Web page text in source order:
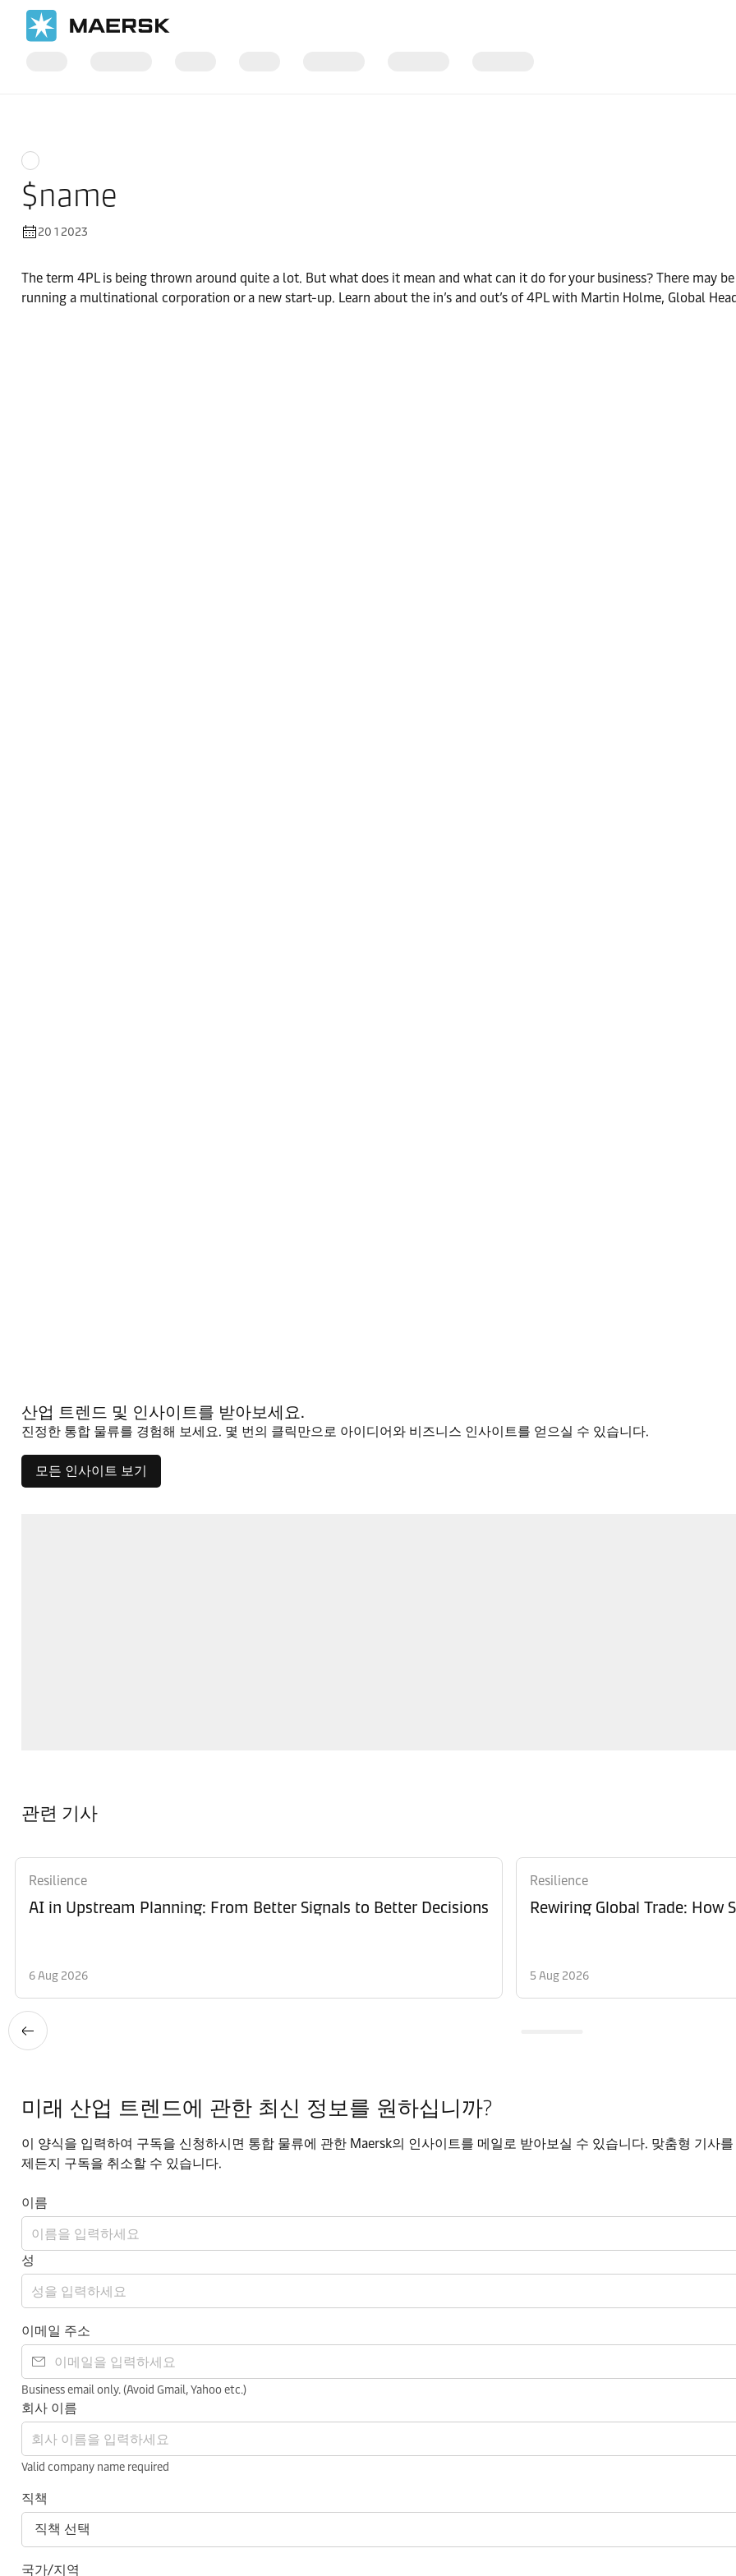
$name
20 1 2023
The term 4PL is being thrown around quite a lot. But what does it mean and what can it do for your business? There may
running a multinational corporation or a new start-up. Learn about the in’s and out’s of 4PL with Martin Holme, Global
산업 트렌드 및 인사이트를 받아보세요.
진정한 통합 물류를 경험해 보세요. 몇 번의 클릭만으로 아이디어와 비즈니스 인사이트를 얻으실 수 있습니다.
모든 인사이트 보기
관련 기사
Resilience
AI in Upstream Planning: From Better Signals to Better Decisions
6 Aug 2026
Resilience
Rewiring Global Trade: How
5 Aug 2026
미래 산업 트렌드에 관한 최신 정보를 원하십니까?
이 양식을 입력하여 구독을 신청하시면 통합 물류에 관한 Maersk의 인사이트를 메일로 받아보실 수 있습니다. 맞춤형 기사
제든지 구독을 취소할 수 있습니다.
이름
성
이메일 주소
Business email only. (Avoid Gmail, Yahoo etc.)
회사 이름
Valid company name required
직책
국가/지역